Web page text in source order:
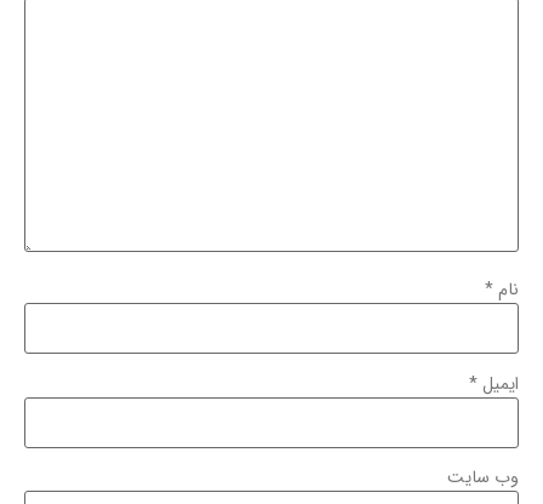
نام*
ایمیل*
وب‌ سایت